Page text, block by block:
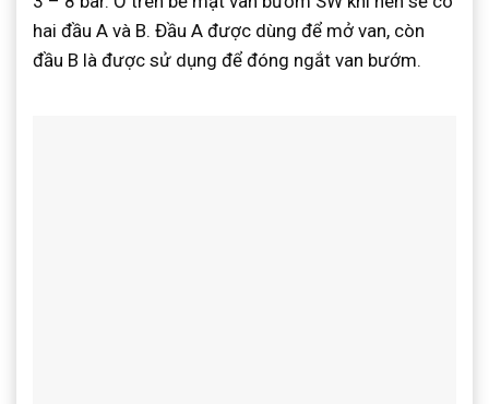
hai đầu A và B. Đầu A được dùng để mở van, còn
đầu B là được sử dụng để đóng ngắt van bướm.